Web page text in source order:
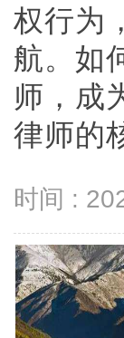
权行为
航。如
师，成
律师的
时间 :